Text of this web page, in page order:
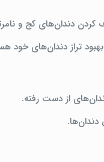
کردن دندان‌های کج و
تراز دندان‌های خود
از دست رفته.
دندان‌ها.